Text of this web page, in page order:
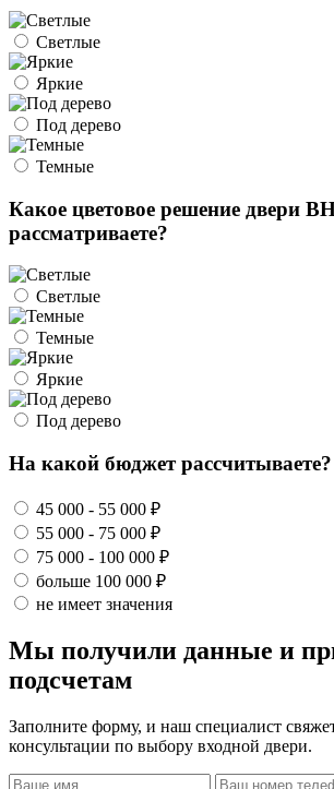
Светлые
Яркие
Под дерево
Темные
Какое цветовое решение двери
рассматриваете?
Светлые
Темные
Яркие
Под дерево
На какой бюджет рассчитываете?
45 000 - 55 000 ₽
55 000 - 75 000 ₽
75 000 - 100 000 ₽
больше 100 000 ₽
не имеет значения
Мы получили данные и
подсчетам
Заполните форму, и наш специалист
консультации по выбору входной двери.